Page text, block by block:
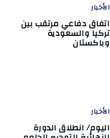
الأخبار
اتفاق دفاعي مرتقب بين
تركيا والسعودية
وباكستان
الأخبار
اليوم/ انطلاق الدورة